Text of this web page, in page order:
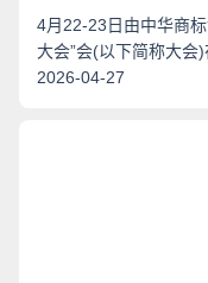
4月22-23日由中华商
大会”会(以下简称大会
积淀与行业口碑，活动
2026-04-27